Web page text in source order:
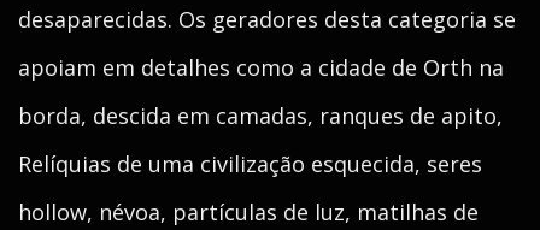
desaparecidas. Os geradores desta categoria se
apoiam em detalhes como a cidade de Orth na
borda, descida em camadas, ranques de apito,
Relíquias de uma civilização esquecida, seres
hollow, névoa, partículas de luz, matilhas de